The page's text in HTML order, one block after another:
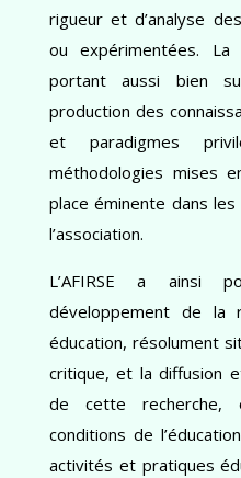
rigueur et d’analyse
ou expérimentées. La
portant aussi bien
production des
et paradigmes
méthodologies mises
place éminente dans
l’association.
L’AFIRSE a ainsi
développement de la
éducation, résolument
critique, et la diffusion
de cette recherche,
conditions de
activités et pratiques